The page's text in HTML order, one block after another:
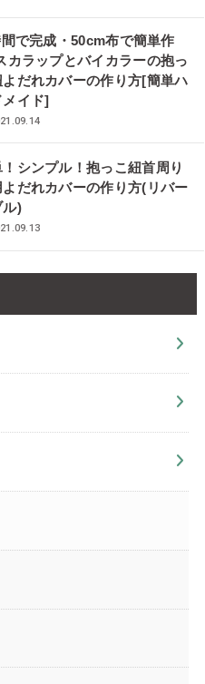
で完成・50cm布で簡単作
カラップとバイカラーの抱っ
よだれカバーの作り方[簡単ハ
メイド]
！シンプル！抱っこ紐首周り
よだれカバーの作り方(リバー
ル)